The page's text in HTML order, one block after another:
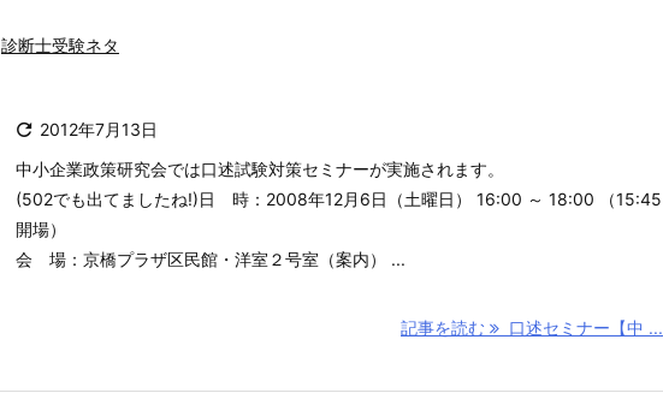
診断士受験ネタ
 2012年7月13日
中小企業政策研究会では口述試験対策セミナーが実施されます。
(502でも出てましたね!)日 時：2008年12月6日（土曜日） 16:00 ～ 18:00 （15:45
開場）
会 場：京橋プラザ区民館・洋室２号室（案内） ...
記事を読む 口述セミナー【中 ...